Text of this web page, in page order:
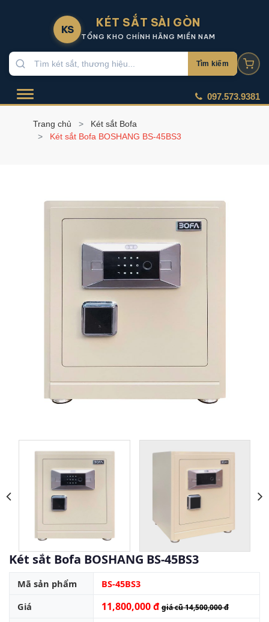
KS KÉT SẮT SÀI GÒN
TỔNG KHO CHÍNH HÃNG MIỀN NAM
Tìm kiếm
097.573.9381
Trang chủ
Két sắt Bofa
Két sắt Bofa BOSHANG BS-45BS3
Két sắt Bofa BOSHANG BS-45BS3
Mã sản phẩm
BS-45BS3
Giá
11,800,000 đ giá cũ 14,500,000 đ